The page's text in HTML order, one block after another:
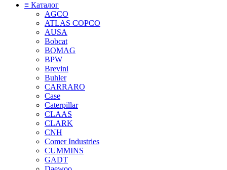
≡ Каталог
AGCO
ATLAS COPCO
AUSA
Bobcat
BOMAG
BPW
Brevini
Buhler
CARRARO
Case
Caterpillar
CLAAS
CLARK
CNH
Comer Industries
CUMMINS
GADT